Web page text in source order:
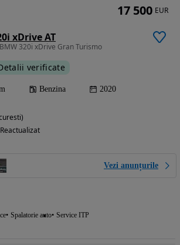
xDrive AT
320i xDrive Gran Turismo
verificate
Benzina 2020
Vezi anunțurile
Spalatorie auto Service ITP
17 500 EUR